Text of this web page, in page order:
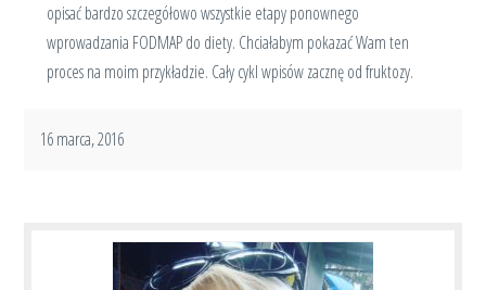
opisać bardzo szczegółowo wszystkie etapy ponownego
wprowadzania FODMAP do diety. Chciałabym pokazać Wam ten
proces na moim przykładzie. Cały cykl wpisów zacznę od fruktozy.
16 marca, 2016